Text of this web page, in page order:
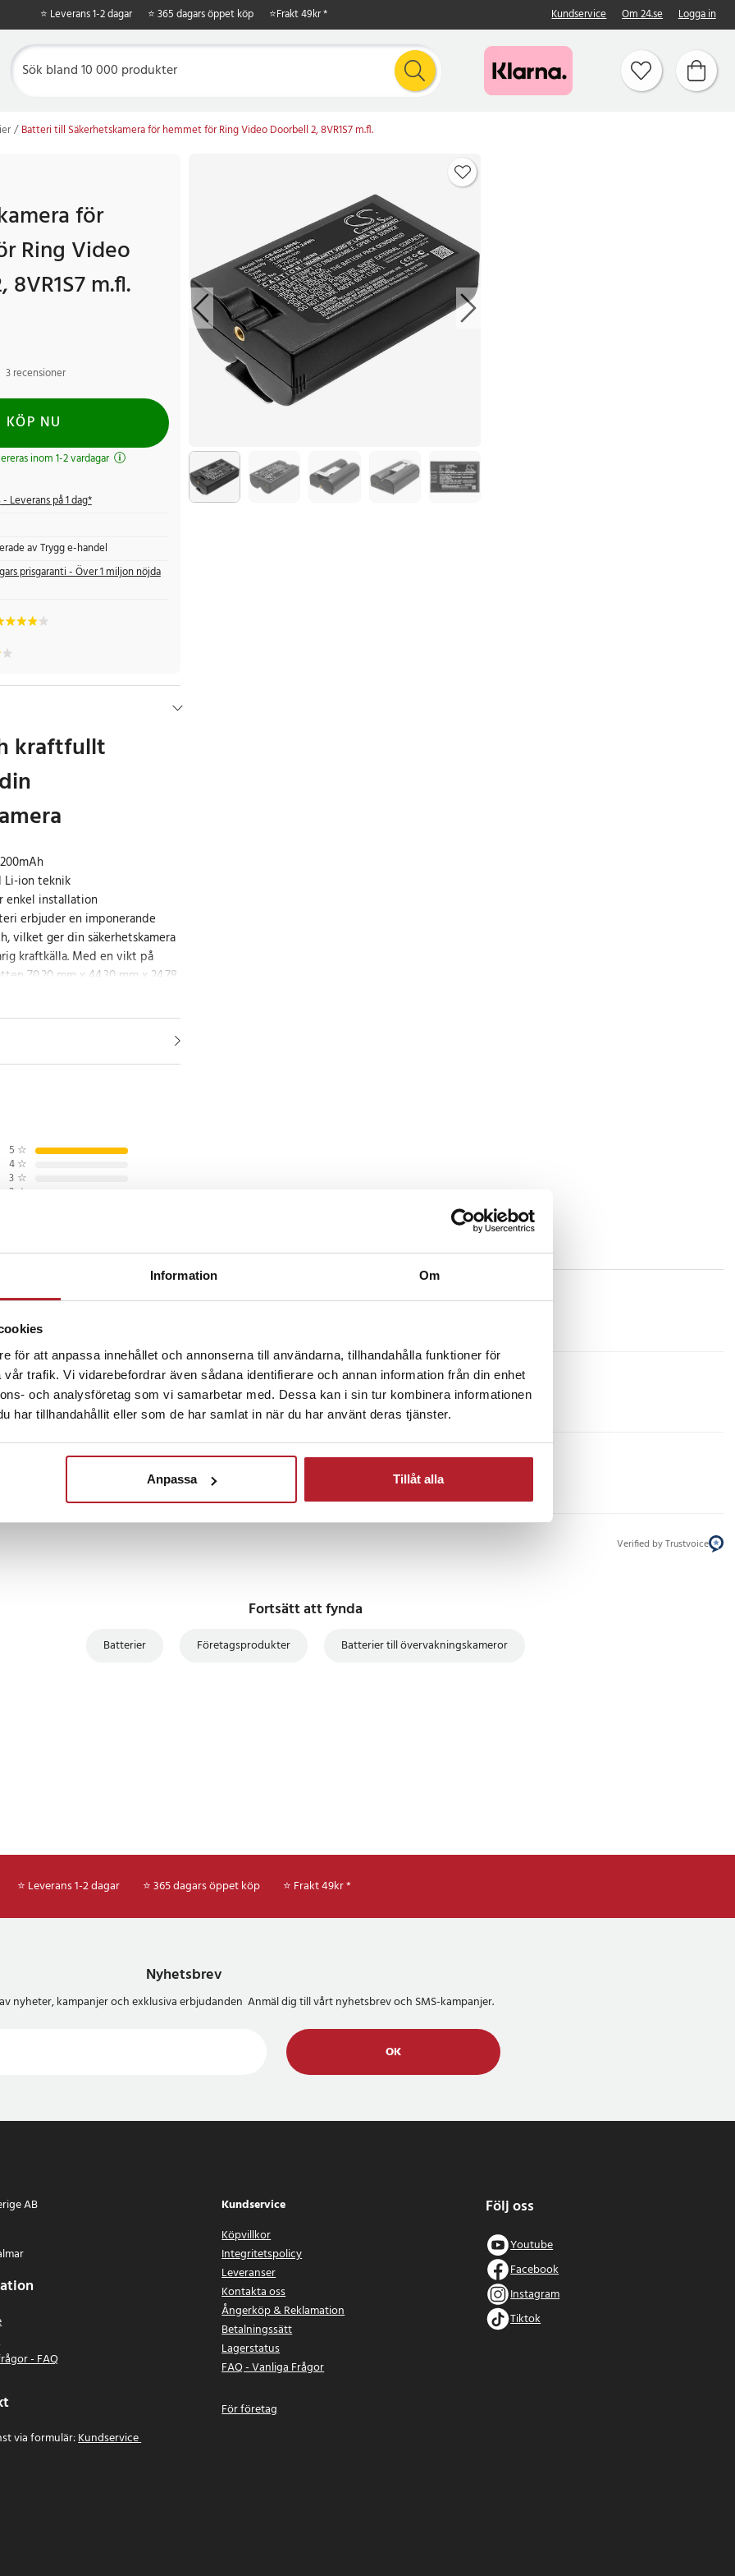
Information Om
för att anpassa innehållet och annonserna till användarna, tillhandahålla funktioner för
trafik. Vi vidarebefordrar även sådana identifierare och annan information från din enhet
och analysföretag som vi samarbetar med. Dessa kan i sin tur kombinera informationen
har tillhandahållit eller som de har samlat in när du har använt deras tjänster.
Anpassa Tillåt alla
⭐ Leverans 1-2 dagar ⭐ 365 dagars öppet köp ⭐Frakt 49kr * Kundservice Om 24.se Logga in
Batteri till Säkerhetskamera för hemmet för Ring Video Doorbell 2, 8VR1S7 m.fl.
för
Ring Video
m.fl.
3 recensioner
KÖP NU
inom 1-2 vardagar
- Leverans på 1 dag*
av Trygg e-handel
prisgaranti - Över 1 miljon nöjda
kraftfullt
Li-ion teknik
enkel installation
erbjuder en imponerande
vilket ger din säkerhetskamera
kraftkälla. Med en vikt på
70.20 mm x 44.30 mm x 24.78
och passar perfekt i din
optimal funktionalitet.
2
3
5 ☆
4 ☆
3 ☆
2 ☆
sedan
sedan
sedan
Verified by Trustvoice
Fortsätt att fynda
Batterier Företagsprodukter Batterier till övervakningskameror
⭐ Leverans 1-2 dagar ⭐ 365 dagars öppet köp ⭐ Frakt 49kr *
Nyhetsbrev
nyheter, kampanjer och exklusiva erbjudanden Anmäl dig till vårt nyhetsbrev och SMS-kampanjer.
OK
AB
- FAQ
via formulär:Kundservice
Kundservice
Köpvillkor
Integritetspolicy
Leveranser
Kontakta oss
Ångerköp & Reklamation
Betalningssätt
Lagerstatus
FAQ - Vanliga Frågor
För företag
Följ oss
Youtube
Facebook
Instagram
Tiktok